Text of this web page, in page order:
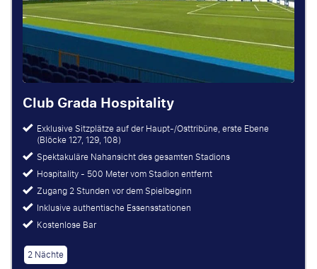
Club Grada Hospitality
Exklusive Sitzplätze auf der Haupt-/Osttribüne, erste Ebene
(Blöcke 127, 129, 108)
Spektakuläre Nahansicht des gesamten Stadions
Hospitality - 500 Meter vom Stadion entfernt
Zugang 2 Stunden vor dem Spielbeginn
Inklusive authentische Essensstationen
Kostenlose Bar
2 Nächte